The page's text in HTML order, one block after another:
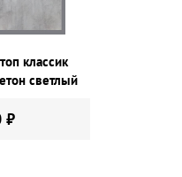
классик
светлый
₽